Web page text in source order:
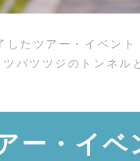
したツアー・イベント
バツツジのトンネル
ー・イベ